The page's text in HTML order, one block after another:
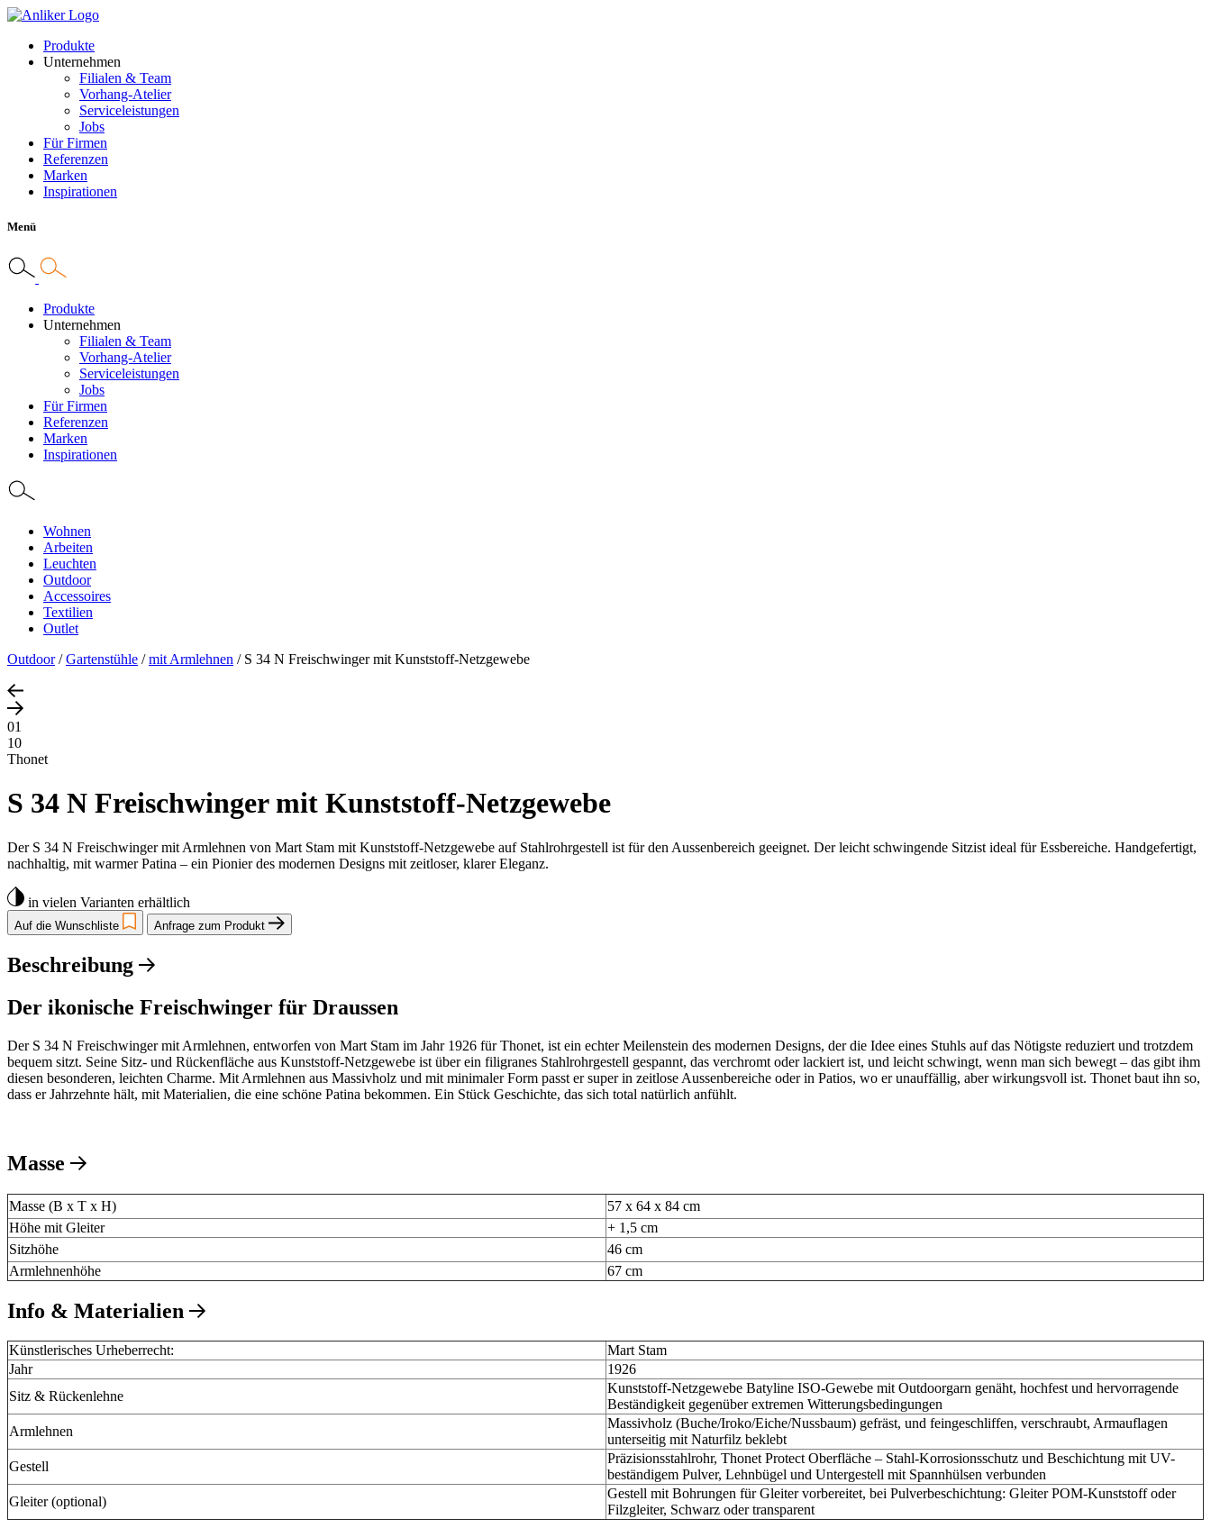
Produkte
Unternehmen
Filialen & Team
Vorhang-Atelier
Serviceleistungen
Jobs
Für Firmen
Referenzen
Marken
Inspirationen
Menü
Produkte
Unternehmen
Filialen & Team
Vorhang-Atelier
Serviceleistungen
Jobs
Für Firmen
Referenzen
Marken
Inspirationen
Wohnen
Arbeiten
Leuchten
Outdoor
Accessoires
Textilien
Outlet
Outdoor/Gartenstühle /mit Armlehnen / S 34 N Freischwinger mit Kunststoff-Netzgewebe
01
10
Thonet
S 34 N Freischwinger mit Kunststoff-Netzgewebe
Der S 34 N Freischwinger mit Armlehnen von Mart Stam mit Kunststoff-Netzgewebe auf Stahlrohrgestell ist für den Aussenbereich geeignet. Der leicht schwingende Sitzist ideal für Essbereiche. Handgefertigt,
nachhaltig, mit warmer Patina – ein Pionier des modernen Designs mit zeitloser, klarer Eleganz.
in vielen Varianten erhältlich
Auf die Wunschliste Anfrage zum Produkt
Beschreibung
Der ikonische Freischwinger für Draussen
Der S 34 N Freischwinger mit Armlehnen, entworfen von Mart Stam im Jahr 1926 für Thonet, ist ein echter Meilenstein des modernen Designs, der die Idee eines Stuhls auf das Nötigste reduziert und trotzdem
bequem sitzt. Seine Sitz- und Rückenfläche aus Kunststoff-Netzgewebe ist über ein filigranes Stahlrohrgestell gespannt, das verchromt oder lackiert ist, und leicht schwingt, wenn man sich bewegt – das gibt ihm
diesen besonderen, leichten Charme. Mit Armlehnen aus Massivholz und mit minimaler Form passt er super in zeitlose Aussenbereiche oder in Patios, wo er unauffällig, aber wirkungsvoll ist. Thonet baut ihn so,
dass er Jahrzehnte hält, mit Materialien, die eine schöne Patina bekommen. Ein Stück Geschichte, das sich total natürlich anfühlt.
Masse
Masse (B x T x H)
57 x 64 x 84 cm
Höhe mit Gleiter
+ 1,5 cm
Sitzhöhe
46 cm
Armlehnenhöhe
67 cm
Info & Materialien
Künstlerisches Urheberrecht:
Mart Stam
Jahr
1926
Sitz & Rückenlehne
Kunststoff-Netzgewebe Batyline ISO-Gewebe mit Outdoorgarn genäht, hochfest und hervorragende
Beständigkeit gegenüber extremen Witterungsbedingungen
Armlehnen
Massivholz (Buche/Iroko/Eiche/Nussbaum) gefräst, und feingeschliffen, verschraubt, Armauflagen
unterseitig mit Naturfilz beklebt
Gestell
Präzisionsstahlrohr, Thonet Protect Oberfläche – Stahl-Korrosionsschutz und Beschichtung mit UV-
beständigem Pulver, Lehnbügel und Untergestell mit Spannhülsen verbunden
Gleiter (optional)
Gestell mit Bohrungen für Gleiter vorbereitet, bei Pulverbeschichtung: Gleiter POM-Kunststoff oder
Filzgleiter, Schwarz oder transparent